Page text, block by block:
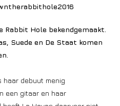
Rabbit Hole bekendgemaakt.
Suede en De Staat komen
haar debuut menig
een gitaar en haar